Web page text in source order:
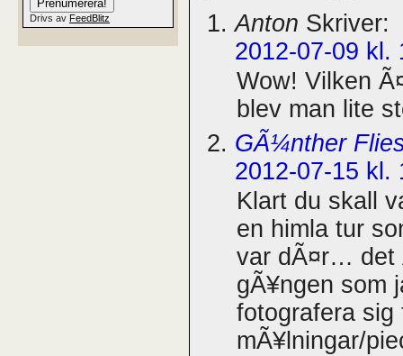
Anton Skriver:
2012-07-09 kl.
Wow! Vilken
blev man lite
GÃ¼nther
2012-07-15 kl.
Klart du skall
en himla tur
var dÃ¤r… det
gÃ¥ngen som
fotografera sig
mÃ¥lningar/
Drivs av FeedBlitz